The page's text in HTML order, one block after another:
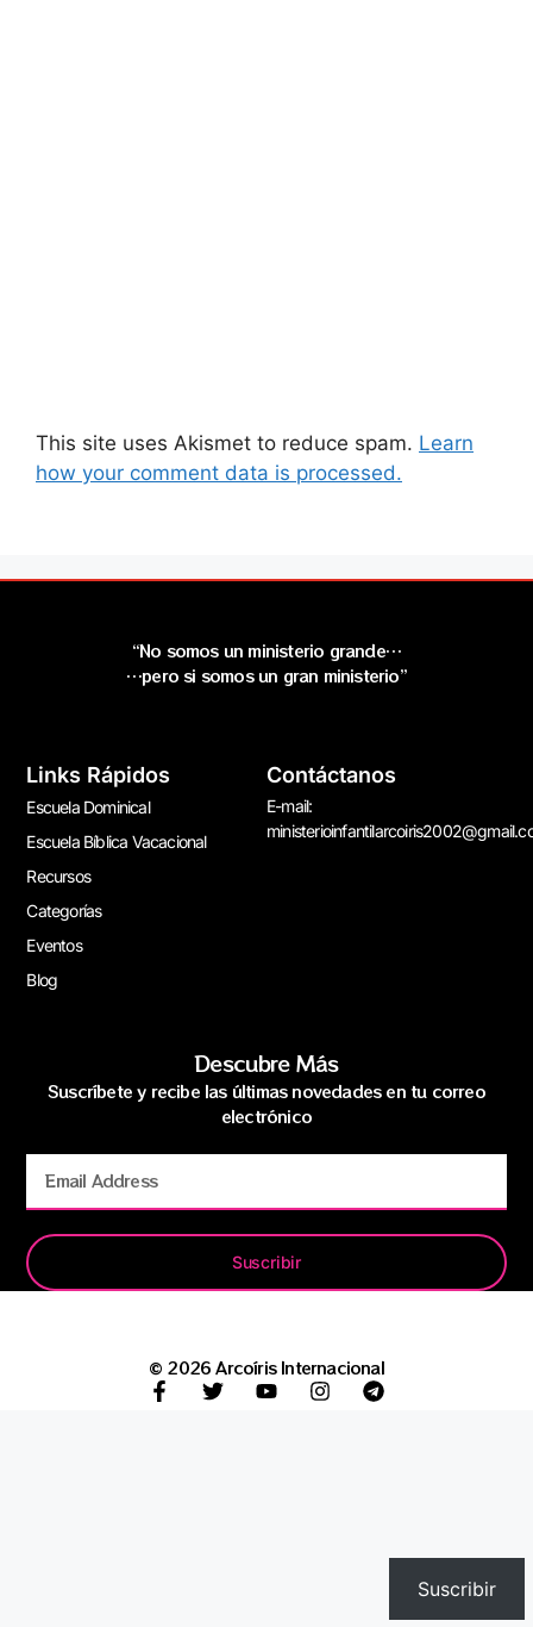
This site uses Akismet to reduce spam. Learn
how your comment data is processed.
“No somos un ministerio grande…
…pero si somos un gran ministerio”
Links Rápidos
Escuela Dominical
Escuela Bíblica Vacacional
Recursos
Categorías
Eventos
Blog
Contáctanos
E-mail:
Descubre Más
Suscríbete y recibe las últimas novedades en tu correo
electrónico
Suscribir
© 2026 Arcoíris Internacional
Suscribir